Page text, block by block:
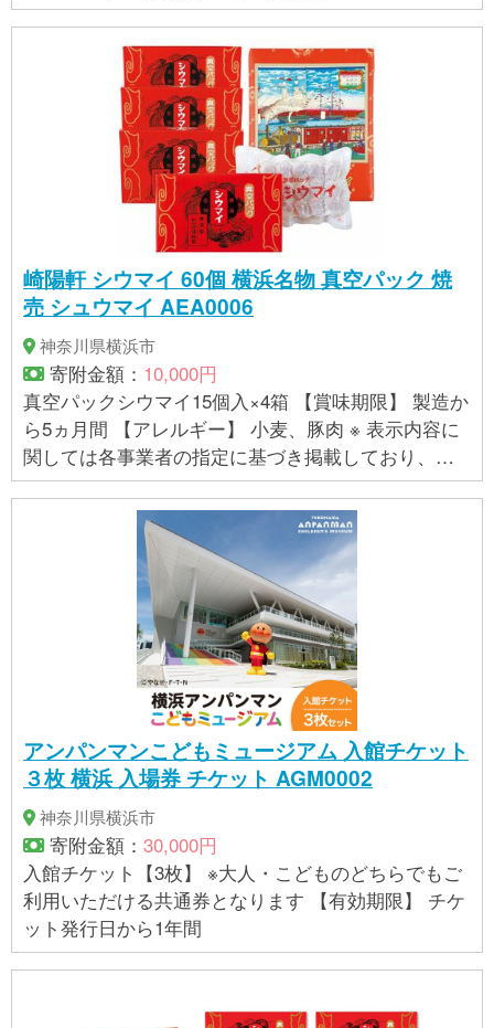
崎陽軒 シウマイ 60個 横浜名物 真空パック 焼
売 シュウマイ AEA0006
神奈川県横浜市
寄附金額： 10,000円
真空パックシウマイ15個入×4箱 【賞味期限】 製造か
ら5ヵ月間 【アレルギー】 小麦、豚肉 ※ 表示内容に
関しては各事業者の指定に基づき掲載しており、一
切の内容を保証するものではございません。 ※ご不明
の点がございましたら事業者まで直接お問い合わせ
アンパンマンこどもミュージアム 入館チケット
３枚 横浜 入場券 チケット AGM0002
神奈川県横浜市
寄附金額： 30,000円
入館チケット【3枚】 ※大人・こどものどちらでもご
利用いただける共通券となります 【有効期限】 チケ
ット発行日から1年間